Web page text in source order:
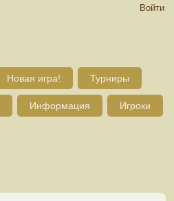
Войти
Новая игра! Турниры
Информация Игроки